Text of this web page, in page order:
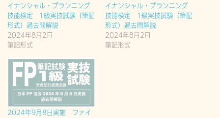
イナンシャル・プランニング
技能検定 1級実技試験（筆記
形式）過去問解説
2024年8月2日
筆記形式
イナンシャル・プランニング
技能検定 1級実技試験（筆記
形式）過去問解説
2024年8月2日
筆記形式
2024年9月8日実施 ファイ